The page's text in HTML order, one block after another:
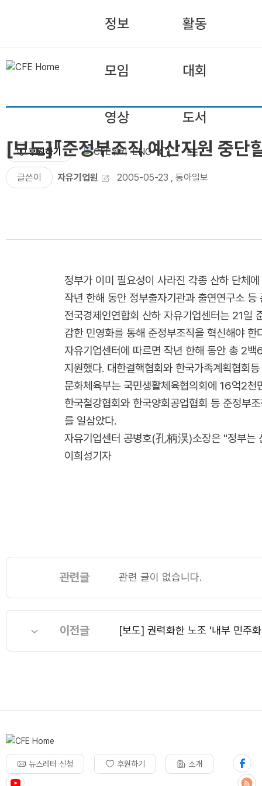
정보 활동
모임 대회
영상 도서
후원하기 ENG
[보도]『준정부조직 예산지원 중단
글쓴이 자유기업원 2005-05-23 , 동아일보
정부가 이미 필요성이 사라진 각종 산하 단체
작년 한해 동안 정부출자기관과 출연연구소
전국경제인연합회 산하 자유기업센터는 21일
감한 민영화를 통해 준정부조직을 혁신해야 한
자유기업센터에 따르면 작년 한해 동안 총 2
지원했다. 대한결핵협회와 한국가족계획협회
문화체육부는 국민생활체육협의회에 16억2
한국철강협회와 한국양회공업협회 등 준정부
를 일삼았다.
자유기업센터 공병호(孔柄淏)소장은 "정부는
이희성기자
관련글 관련 글이 없습니다.
이전글 [보도] 권력화한 노조 ‘내부 민주
뉴스레터 신청 후원하기 소개